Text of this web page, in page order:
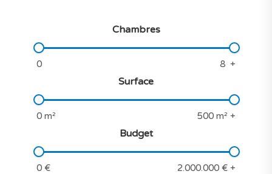
Chambres
Surface
Budget